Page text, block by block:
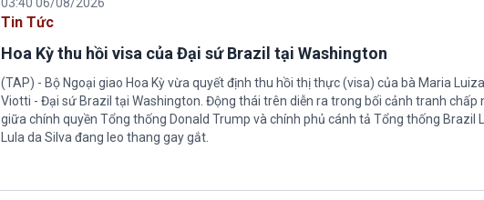
Tin Tức
Hoa Kỳ thu hồi visa của Đại sứ Brazil tại Washington
(TAP) - Bộ Ngoại giao Hoa Kỳ vừa quyết định thu hồi thị thực (visa) của bà Maria
Viotti - Đại sứ Brazil tại Washington. Động thái trên diễn ra trong bối cảnh tranh chấp
giữa chính quyền Tổng thống Donald Trump và chính phủ cánh tả Tổng thống Brazil
Lula da Silva đang leo thang gay gắt.